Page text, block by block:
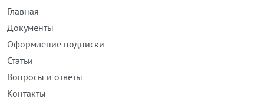
Главная
Документы
Оформление подписки
Статьи
Вопросы и ответы
Контакты